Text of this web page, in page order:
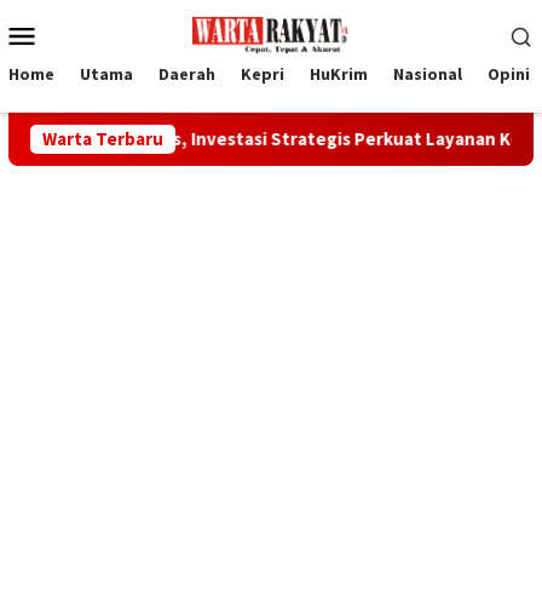
ke
Mobile
Home Utama Daerah Kepri HuKrim Nasional Opini
Warta Terbaru
Investasi Strategis Perkuat Layanan Kesehatan Daerah